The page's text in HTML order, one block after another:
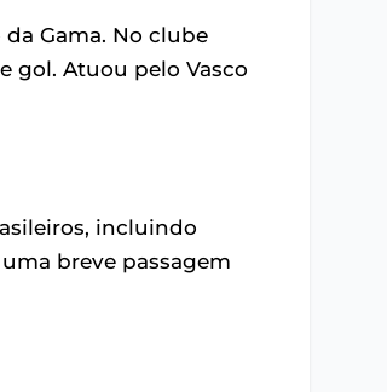
da Gama. No clube
gol. Atuou pelo Vasco
incluindo
breve passagem